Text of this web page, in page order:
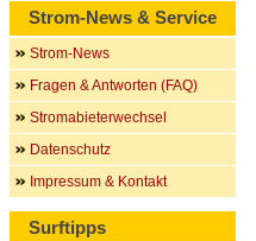
Strom-News & Service
Strom-News
Fragen & Antworten (FAQ)
Stromabieterwechsel
Datenschutz
Impressum & Kontakt
Surftipps